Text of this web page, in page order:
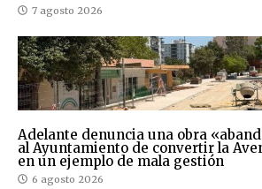
7 agosto 2026
Adelante denuncia una obra
al Ayuntamiento de convertir la
en un ejemplo de mala gestión
6 agosto 2026